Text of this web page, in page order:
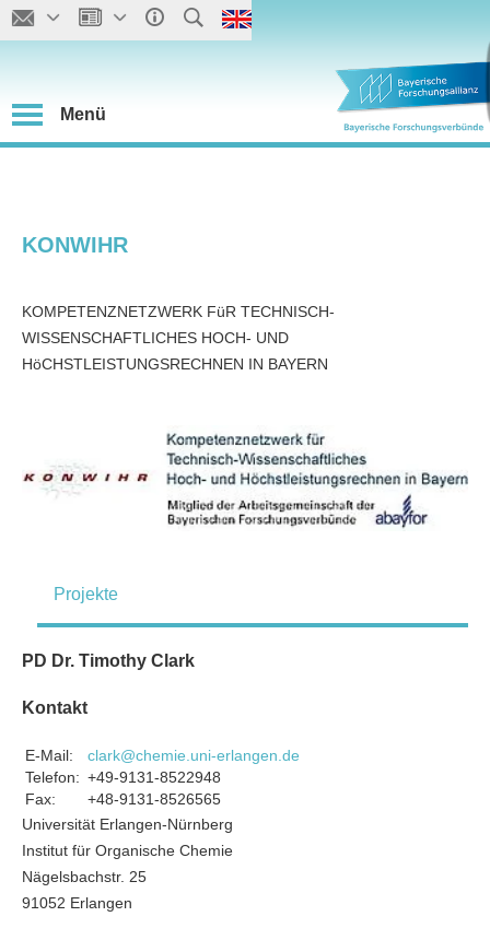
Menü
KONWIHR
KOMPETENZNETZWERK FüR TECHNISCH-
WISSENSCHAFTLICHES HOCH- UND
HöCHSTLEISTUNGSRECHNEN IN BAYERN
Projekte
PD Dr. Timothy Clark
Kontakt
E-Mail:
clark@chemie.uni-erlangen.de
Telefon: +49-9131-8522948
Fax:
+48-9131-8526565
Universität Erlangen-Nürnberg
Institut für Organische Chemie
Nägelsbachstr. 25
91052 Erlangen